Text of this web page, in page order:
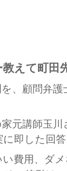
えて町田
、顧問弁
元講師玉
即した回
費用、ダ